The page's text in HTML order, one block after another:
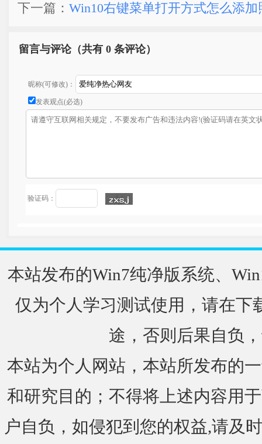
下一篇： Win10右键菜单打开方式怎么添
留言与评论（共有 0 条评论）
昵称(可修改)：
发表观点(必选)
验证码：
本站发布的Win7纯净版系统、
仅为个人学习测试使用，请在下
途，否则后果自负
本站为个人网站，本站所发布的
和研究目的；不得将上述内容用
户自负，如侵犯到您的权益,请及